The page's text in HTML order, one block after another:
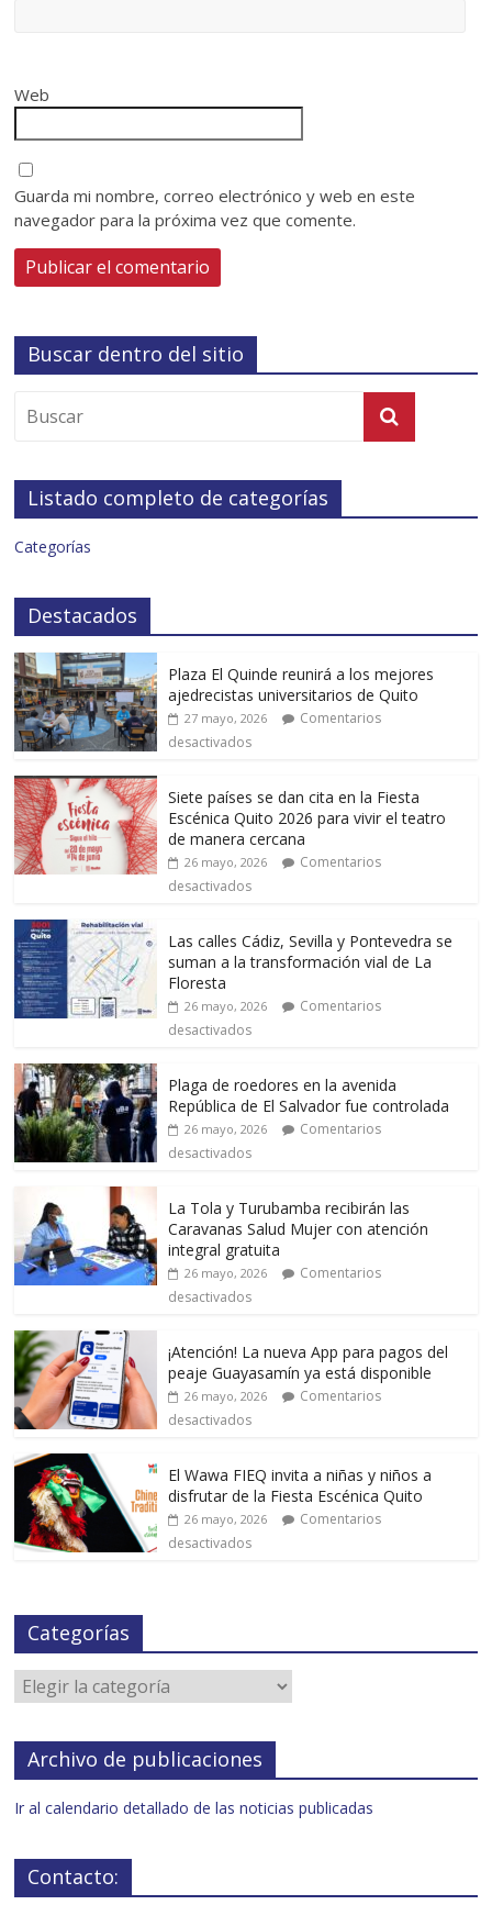
Web
Guarda mi nombre, correo electrónico y web en este
navegador para la próxima vez que comente.
Buscar dentro del sitio
Listado completo de categorías
Categorías
Destacados
Plaza El Quinde reunirá a los mejores
ajedrecistas universitarios de Quito
27 mayo, 2026
Comentarios
desactivados
Siete países se dan cita en la Fiesta
Escénica Quito 2026 para vivir el teatro
de manera cercana
26 mayo, 2026
Comentarios
desactivados
Las calles Cádiz, Sevilla y Pontevedra se
suman a la transformación vial de La
Floresta
26 mayo, 2026
Comentarios
desactivados
Plaga de roedores en la avenida
República de El Salvador fue controlada
26 mayo, 2026
Comentarios
desactivados
La Tola y Turubamba recibirán las
Caravanas Salud Mujer con atención
integral gratuita
26 mayo, 2026
Comentarios
desactivados
¡Atención! La nueva App para pagos del
peaje Guayasamín ya está disponible
26 mayo, 2026
Comentarios
desactivados
El Wawa FIEQ invita a niñas y niños a
disfrutar de la Fiesta Escénica Quito
26 mayo, 2026
Comentarios
desactivados
Categorías
Archivo de publicaciones
Ir al calendario detallado de las noticias publicadas
Contacto: